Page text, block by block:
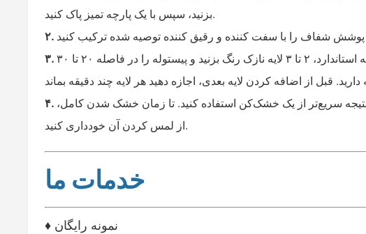
بزنید، سپس با یک پارچه تمیز پاک کنید.
با استفاده از یک پیستوله استاندارد، ۲ تا ۳ لایه نازک رنگ بزنید و پیستوله را در فاصله ۲۰ تا ۳۰
سریع‌تر از یک خشک‌کن استفاده کنید. تا زمان خشک شدن کامل،
از لمس کردن آن خودداری کنید.
خدمات ما
♦ نمونه رایگان